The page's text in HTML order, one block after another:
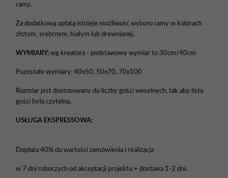
ramy.
Za dodatkową opłatą istnieje możliwość wyboru ramy w kolorach
złotym, srebrnym, białym lub drewnianej.
WYMIARY: wg kreatora - podstawowy wymiar to 30cm/40cm
Pozostałe wymiary: 40x50, 50x70, 70x100
Rozmiar jest dostosowany do liczby gości weselnych, tak aby lista
gości była czytelna.
USŁUGA EKSPRESSOWA:
Dopłata 40% do wartości zamówienia i realizacja
w 7 dni roboczych od akceptacji projektu + dostawa 1-2 dni.